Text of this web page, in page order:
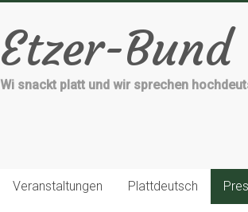
Etzer-Bund
Wi snackt platt und wir sprechen
Veranstaltungen Plattdeutsch